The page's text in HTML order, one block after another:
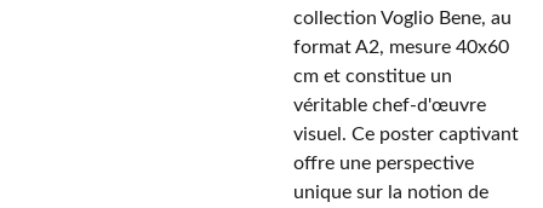
collection Voglio Bene, au
format A2, mesure 40x60
cm et constitue un
véritable chef-d'œuvre
visuel. Ce poster captivant
offre une perspective
unique sur la notion de